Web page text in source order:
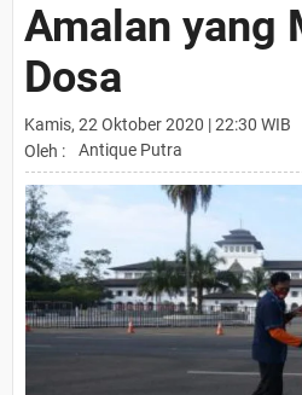
Amalan yang
Dosa
Kamis, 22 Oktober 2020 | 22:30 WIB
Oleh :
Antique Putra